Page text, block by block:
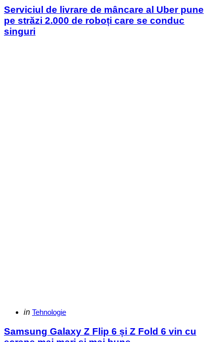
Serviciul de livrare de mâncare al Uber pune
pe străzi 2.000 de roboți care se conduc
singuri
Categories
Posted
in Tehnologie
Samsung Galaxy Z Flip 6 și Z Fold 6 vin cu